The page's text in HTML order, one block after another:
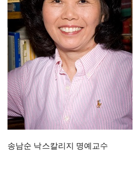
송남순 낙스칼리지 명예교수